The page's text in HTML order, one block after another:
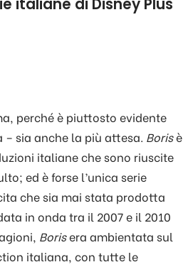
italiane di Disney Plus
perché è piuttosto evidente
sia anche la più attesa. Borisè
italiane che sono riuscite
ed è forse l’unica serie
che sia mai stata prodotta
in onda tra il 2007 e il 2010
Borisera ambientata sul
italiana, con tutte le